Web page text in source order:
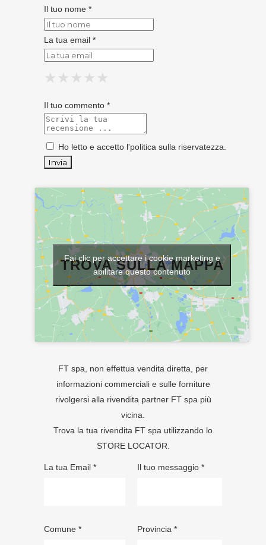
Il tuo nome *
La tua email *
★
★ ★
★ ★ ★
★ ★ ★ ★
★ ★ ★ ★ ★
Il tuo commento *
Ho letto e accetto l'politica sulla riservatezza
TROVA SULLA MAPPA
Fai clic per accettare i cookie marketing e
abilitare questo contenuto
FT spa, non effettua vendita diretta, per
informazioni commerciali e sulle forniture
rivolgersi alla rivendita partner FT spa più
vicina.
Trova la tua rivendita FT spa utilizzando lo
STORE LOCATOR
La tua Email *
Comune *
Il tuo messaggio *
Provincia *